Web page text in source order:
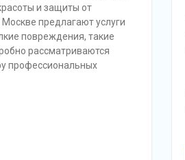
и защиты от
предлагают услуги
повреждения, такие
рассматриваются
профессиональных